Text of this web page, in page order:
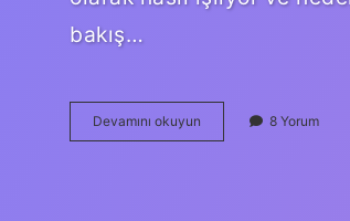
bakış…
Devamını okuyun
kamış
8 Yorum